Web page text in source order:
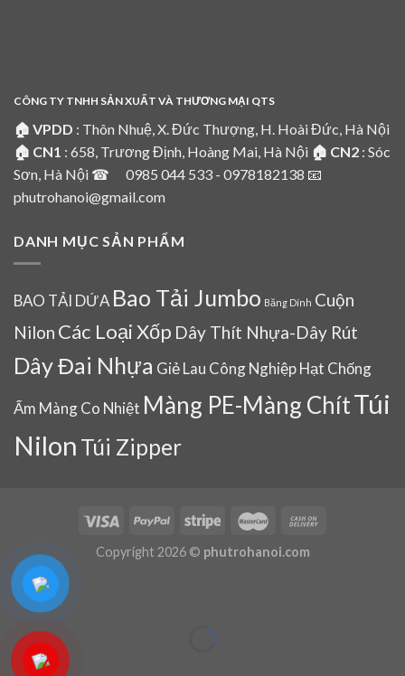
CÔNG TY TNHH SẢN XUẤT VÀ THƯƠNG MẠI QTS
🏠 VPDD : Thôn Nhuệ, X. Đức Thượng, H. Hoài Đức, Hà Nội
🏠 CN1 : 658, Trương Định, Hoàng Mai, Hà Nội 🏠 CN2 : Sóc
Sơn, Hà Nội ☎ 0985 044 533 - 0978182138 📧
phutrohanoi@gmail.com
DANH MỤC SẢN PHẨM
BAO TẢI DỨA Bao Tải Jumbo Băng Dính Cuộn
Nilon Các Loại Xốp Dây Thít Nhựa-Dây Rút
Dây Đai Nhựa Giẻ Lau Công NghiệpHạt Chống
Ẩm Màng Co Nhiệt Màng PE-Màng ChítTúi
Nilon Túi Zipper
Copyright 2026 © phutrohanoi.com